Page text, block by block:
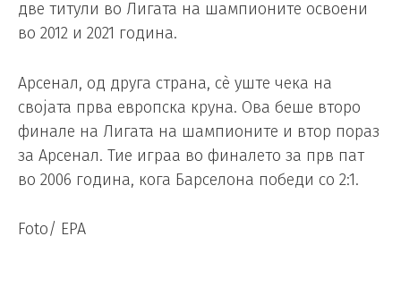
две титули во Лигата на шампионите освоени
во 2012 и 2021 година.
Арсенал, од друга страна, сè уште чека на
својата прва европска круна. Ова беше второ
финале на Лигата на шампионите и втор пораз
за Арсенал. Тие играа во финалето за прв пат
во 2006 година, кога Барселона победи со 2:1.
Foto/ EPA